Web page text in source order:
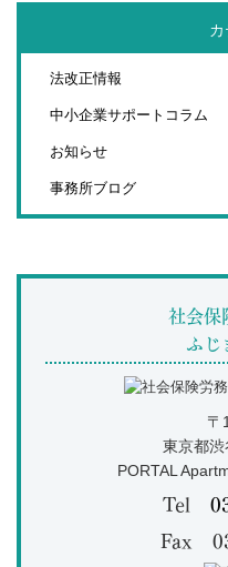
法改正情報
中小企業サポートコラム
お知らせ
事務所ブログ
社会保
ふじ
〒
東京都
PORTAL
Tel
Fax